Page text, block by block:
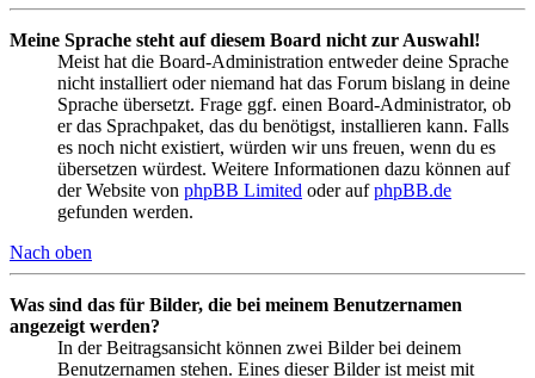
Meine Sprache steht auf diesem Board nicht zur Auswahl!
Meist hat die Board-Administration entweder deine Sprache
nicht installiert oder niemand hat das Forum bislang in deine
Sprache übersetzt. Frage ggf. einen Board-Administrator, ob
er das Sprachpaket, das du benötigst, installieren kann. Falls
es noch nicht existiert, würden wir uns freuen, wenn du es
übersetzen würdest. Weitere Informationen dazu können auf
der Website von phpBB Limited oder aufphpBB.de
gefunden werden.
Nach oben
Was sind das für Bilder, die bei meinem Benutzernamen
angezeigt werden?
In der Beitragsansicht können zwei Bilder bei deinem
Benutzernamen stehen. Eines dieser Bilder ist meist mit